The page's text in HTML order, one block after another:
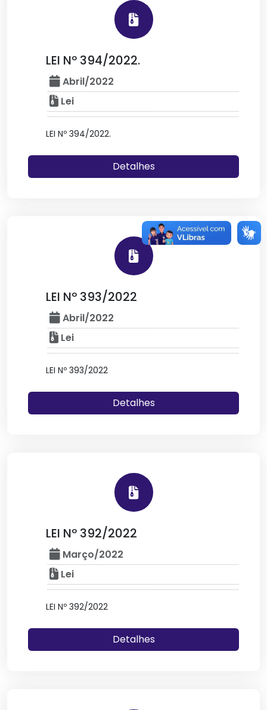
LEI Nº 394/2022.
Abril/2022
Lei
LEI Nº 394/2022.
Detalhes
LEI Nº 393/2022
Abril/2022
Lei
LEI Nº 393/2022
Detalhes
LEI Nº 392/2022
Março/2022
Lei
LEI Nº 392/2022
Detalhes